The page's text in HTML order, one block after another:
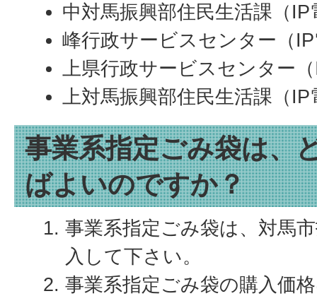
中対馬振興部住民生活課（
峰行政サービスセンター（
上県行政サービスセンター
上対馬振興部住民生活課（
事業系指定ごみ袋は、
ばよいのですか？
事業系指定ごみ袋は、対馬
入して下さい。
事業系指定ごみ袋の購入価